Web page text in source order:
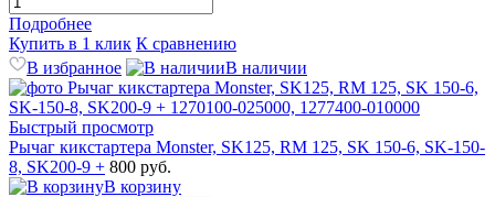
Подробнее
Купить в 1 клик К сравнению
В избранное
В наличии
Быстрый просмотр
Рычаг кикстартера Monster, SK125, RM 125, SK 150-6, SK-150-
8, SK200-9 + 800 руб.
В корзину